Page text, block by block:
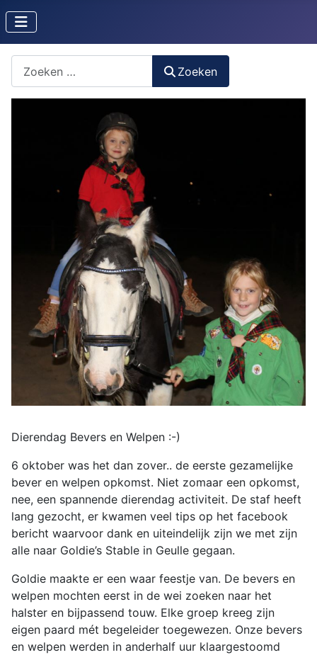
Zoeken
Dierendag Bevers en Welpen :-)
6 oktober was het dan zover.. de eerste gezamelijke
bever en welpen opkomst. Niet zomaar een opkomst,
nee, een spannende dierendag activiteit. De staf heeft
lang gezocht, er kwamen veel tips op het facebook
bericht waarvoor dank en uiteindelijk zijn we met zijn
alle naar Goldie’s Stable in Geulle gegaan.
Goldie maakte er een waar feestje van. De bevers en
welpen mochten eerst in de wei zoeken naar het
halster en bijpassend touw. Elke groep kreeg zijn
eigen paard mét begeleider toegewezen. Onze bevers
en welpen werden in anderhalf uur klaargestoomd